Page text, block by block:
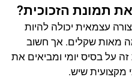
תמונת הזכוכית?
עצמאית יכולה להיות
מאות שקלים. אך חשוב
על בסיס יומי ומביאים את
מקצועית שיש.